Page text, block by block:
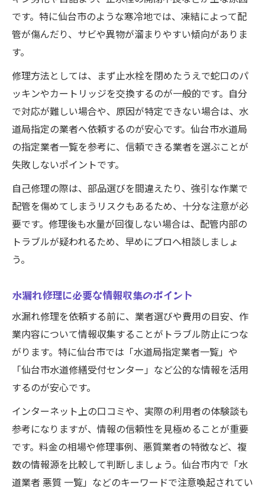
です。特に仙台市のような寒冷地では、凍結によって配
管が傷んだり、サビや異物が溜まりやすい傾向がありま
す。
修理方法としては、まず止水栓を閉めたうえで蛇口のパ
ッキンやカートリッジを交換するのが一般的です。自分
で対応が難しい場合や、原因が特定できない場合は、水
道局指定の業者へ依頼するのが安心です。仙台市水道局
の指定業者一覧を参考に、信頼できる業者を選ぶことが
失敗しないポイントです。
自己修理の際は、部品選びを間違えたり、強引な作業で
配管を傷めてしまうリスクもあるため、十分な注意が必
要です。修理後も水量が回復しない場合は、配管内部の
トラブルが疑われるため、早めにプロへ相談しましょ
う。
水漏れ修理に必要な情報収集のポイント
水漏れ修理を依頼する前に、業者選びや費用の目安、作
業内容について情報収集することがトラブル防止につな
がります。特に仙台市では「水道局指定業者一覧」や
「仙台市水道修繕受付センター」など公的な情報を活用
するのが安心です。
インターネット上の口コミや、実際の利用者の体験談も
参考になりますが、情報の信頼性を見極めることが重要
です。料金の相場や修理事例、悪質業者の特徴など、複
数の情報源を比較して判断しましょう。仙台市内で「水
道業者 悪質 一覧」などのキーワードで注意喚起されてい